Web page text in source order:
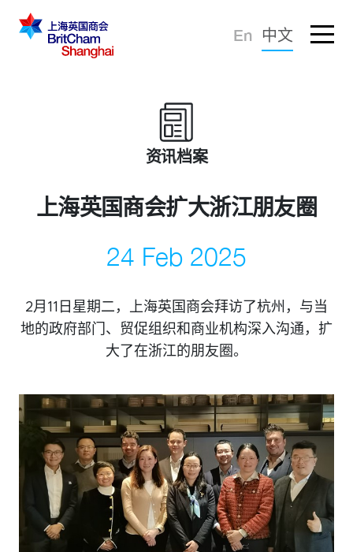
忘记密码？
登录
倡导建议
知识分享
商界社群
资讯档案
参考文库
就业市场
关于我们
En 中文
资讯档案
上海英国商会扩大浙江朋友圈
24 Feb 2025
2月11日星期二，上海英国商会拜访了杭州，与当
地的政府部门、贸促组织和商业机构深入沟通，扩
大了在浙江的朋友圈。